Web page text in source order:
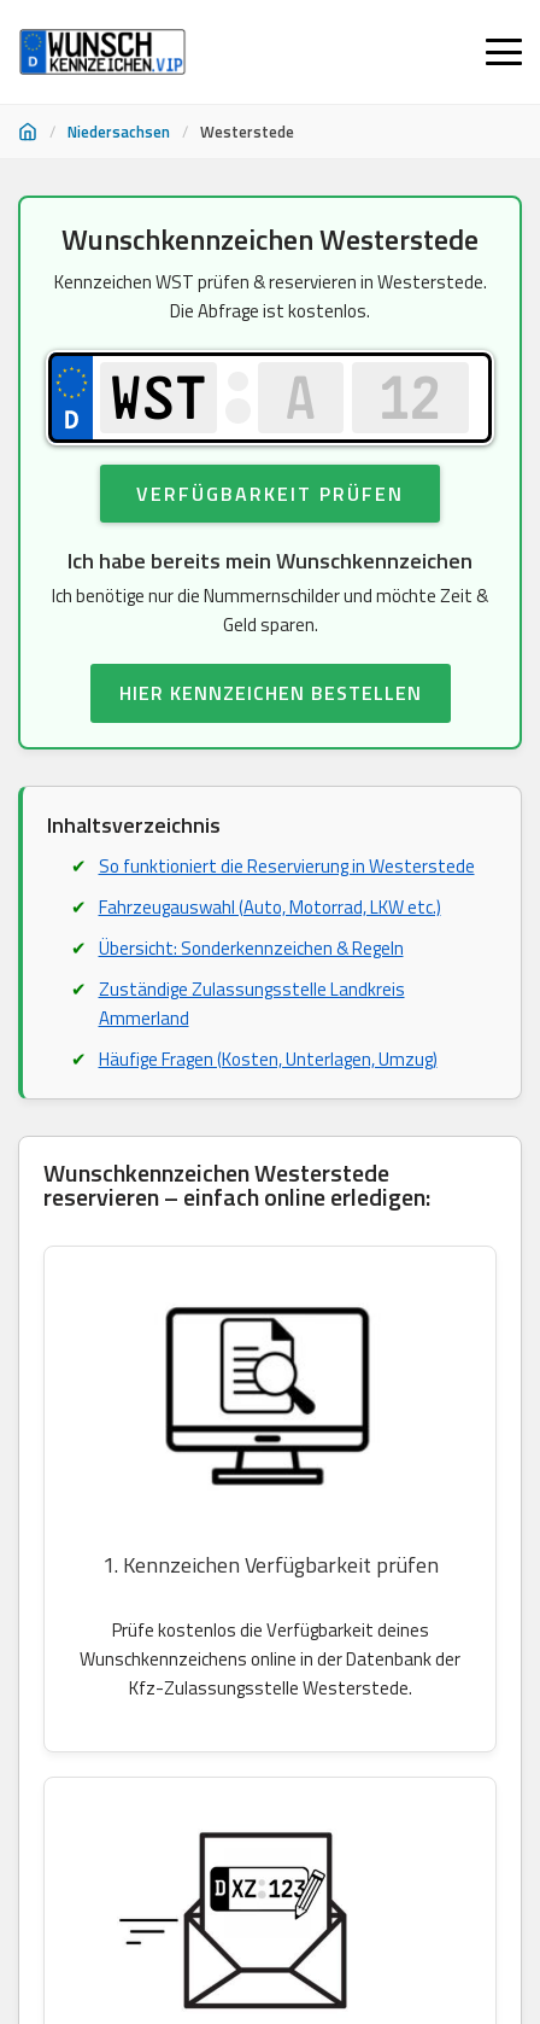
/ Niedersachsen / Westerstede
springen
Wunschkennzeichen Westerstede
Kennzeichen WST prüfen & reservieren in Westerstede.
Die Abfrage ist kostenlos.
VERFÜGBARKEIT PRÜFEN
Ich habe bereits mein Wunschkennzeichen
Ich benötige nur die Nummernschilder und möchte Zeit &
Geld sparen.
HIER KENNZEICHEN BESTELLEN
Inhaltsverzeichnis
So funktioniert die Reservierung in Westerstede
Fahrzeugauswahl (Auto, Motorrad, LKW etc.)
Übersicht: Sonderkennzeichen & Regeln
Zuständige Zulassungsstelle Landkreis
Ammerland
Häufige Fragen (Kosten, Unterlagen, Umzug)
Wunschkennzeichen Westerstede
reservieren – einfach online erledigen:
1. Kennzeichen Verfügbarkeit prüfen
Prüfe kostenlos die Verfügbarkeit deines
Wunschkennzeichens online in der Datenbank der
Kfz-Zulassungsstelle Westerstede.